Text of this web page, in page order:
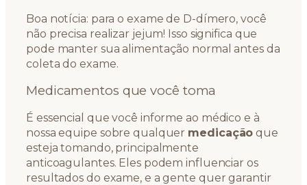
Boa notícia: para o exame de D-dímero, você
não precisa realizar jejum! Isso significa que
pode manter sua alimentação normal antes da
coleta do exame.
Medicamentos que você toma
É essencial que você informe ao médico e à
nossa equipe sobre qualquer medicação que
esteja tomando, principalmente
anticoagulantes. Eles podem influenciar os
resultados do exame, e a gente quer garantir